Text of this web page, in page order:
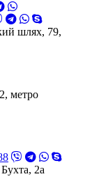
шлях, 79,
метро
2а